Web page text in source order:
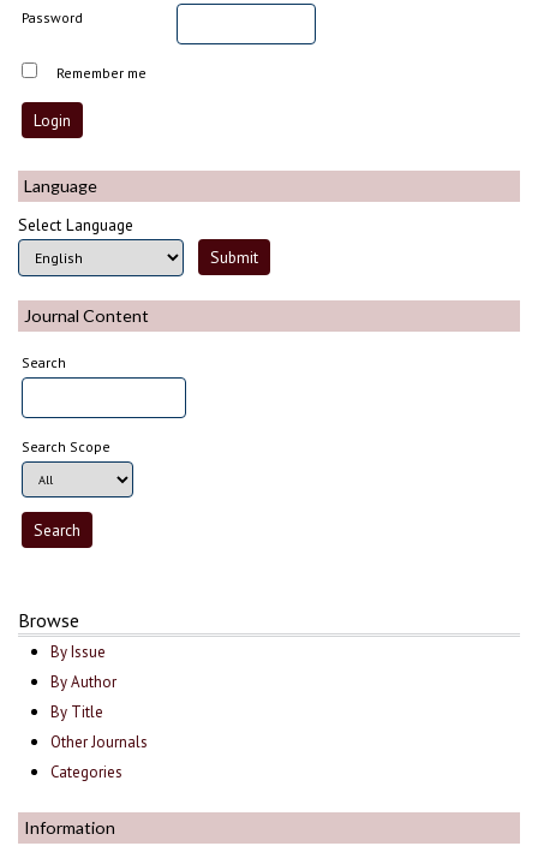
Password
Remember me
Language
Select Language
Journal Content
Search
Search Scope
Browse
By Issue
By Author
By Title
Other Journals
Categories
Information